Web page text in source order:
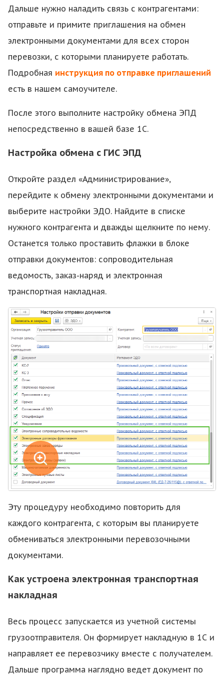
Дальше нужно наладить связь с контрагентами:
отправьте и примите приглашения на обмен
электронными документами для всех сторон
перевозки, с которыми планируете работать.
Подробная инструкция по отправке приглашений
есть в нашем самоучителе.
После этого выполните настройку обмена ЭПД
непосредственно в вашей базе 1С.
Настройка обмена с ГИС ЭПД
Откройте раздел «Администрирование»,
перейдите к обмену электронными документами и
выберите настройки ЭДО. Найдите в списке
нужного контрагента и дважды щелкните по нему.
Останется только проставить флажки в блоке
отправки документов: сопроводительная
ведомость, заказ-наряд и электронная
транспортная накладная.
Эту процедуру необходимо повторить для
каждого контрагента, с которым вы планируете
обмениваться электронными перевозочными
документами.
Как устроена электронная транспортная
накладная
Весь процесс запускается из учетной системы
грузоотправителя. Он формирует накладную в 1С и
направляет ее перевозчику вместе с получателем.
Дальше программа наглядно ведет документ по